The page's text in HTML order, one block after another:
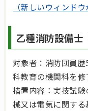
（新しいウィンドウ
乙種消防設備士
対象者：消防団員
科教育の機関科を修
措置内容：実技試
械又は電気に関す